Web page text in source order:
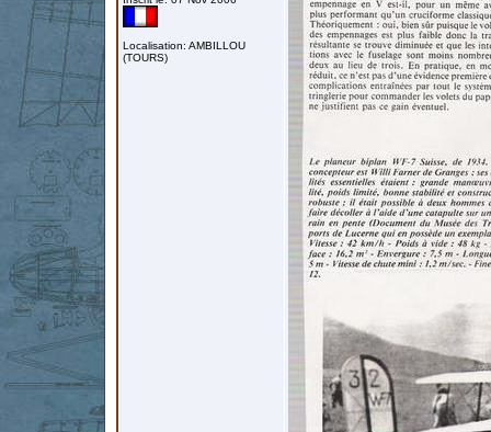
Localisation: AMBILLOU
(TOURS)